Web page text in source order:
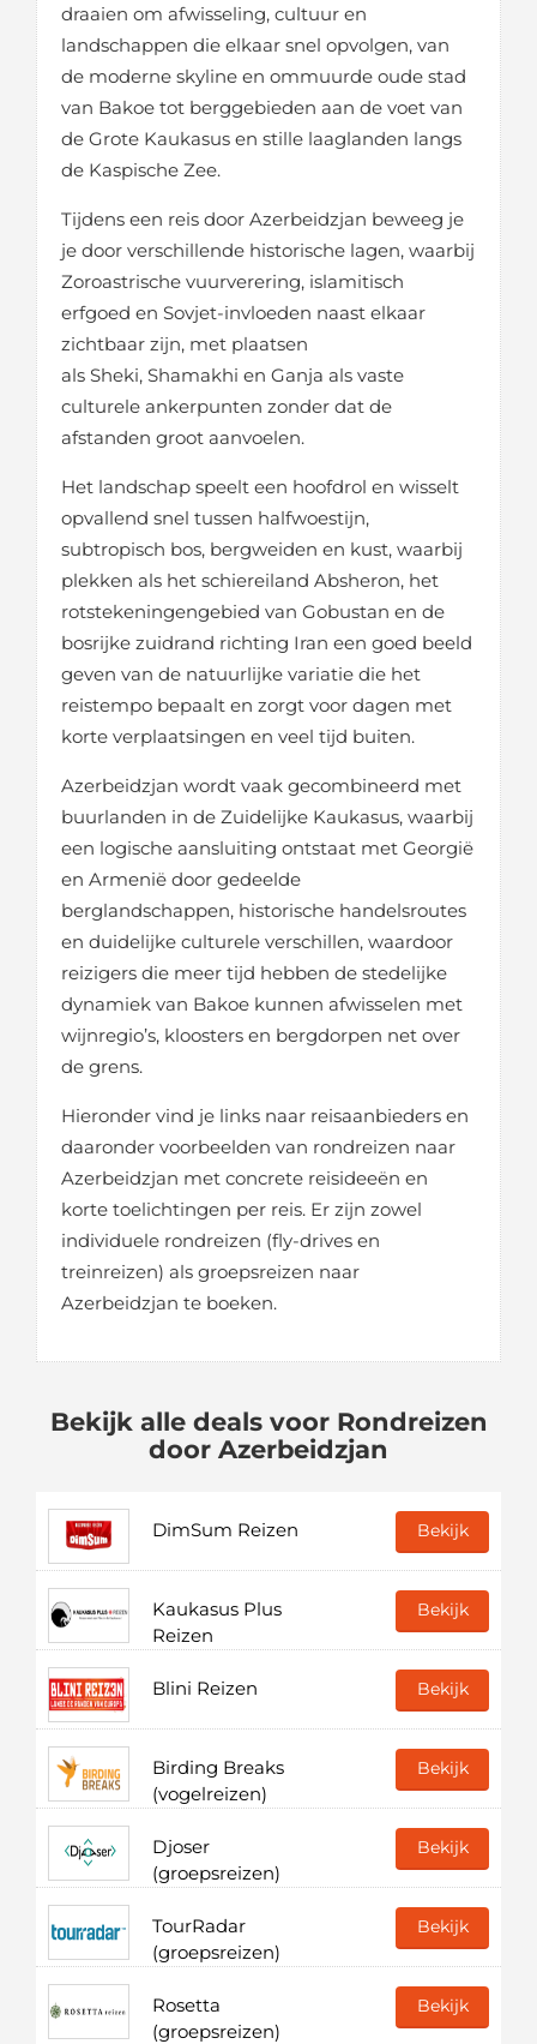
draaien om afwisseling, cultuur en
landschappen die elkaar snel opvolgen, van
de moderne skyline en ommuurde oude stad
van Bakoe tot berggebieden aan de voet van
de Grote Kaukasus en stille laaglanden langs
de Kaspische Zee.
Tijdens een reis door Azerbeidzjan beweeg je
je door verschillende historische lagen, waarbij
Zoroastrische vuurverering, islamitisch
erfgoed en Sovjet-invloeden naast elkaar
zichtbaar zijn, met plaatsen
als Sheki, Shamakhi en Ganja als vaste
culturele ankerpunten zonder dat de
afstanden groot aanvoelen.
Het landschap speelt een hoofdrol en wisselt
opvallend snel tussen halfwoestijn,
subtropisch bos, bergweiden en kust, waarbij
plekken als het schiereiland Absheron, het
rotstekeningengebied van Gobustan en de
bosrijke zuidrand richting Iran een goed beeld
geven van de natuurlijke variatie die het
reistempo bepaalt en zorgt voor dagen met
korte verplaatsingen en veel tijd buiten.
Azerbeidzjan wordt vaak gecombineerd met
buurlanden in de Zuidelijke Kaukasus, waarbij
een logische aansluiting ontstaat met Georgië
en Armenië door gedeelde
berglandschappen, historische handelsroutes
en duidelijke culturele verschillen, waardoor
reizigers die meer tijd hebben de stedelijke
dynamiek van Bakoe kunnen afwisselen met
wijnregio’s, kloosters en bergdorpen net over
de grens.
Hieronder vind je links naar reisaanbieders en
daaronder voorbeelden van rondreizen naar
Azerbeidzjan met concrete reisideeën en
korte toelichtingen per reis. Er zijn zowel
individuele rondreizen (fly-drives en
treinreizen) als groepsreizen naar
Azerbeidzjan te boeken.
Bekijk alle deals voor Rondreizen
door Azerbeidzjan
DimSum Reizen Bekijk
Kaukasus Plus
Reizen
Bekijk
Blini Reizen Bekijk
Birding Breaks
(vogelreizen)
Bekijk
Djoser
(groepsreizen)
Bekijk
TourRadar
(groepsreizen)
Bekijk
Rosetta
(groepsreizen)
Bekijk